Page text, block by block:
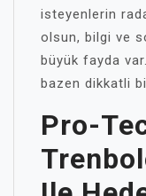
isteyenlerin
olsun, bilgi ve
büyük fayda
bazen dikkatli
Pro-